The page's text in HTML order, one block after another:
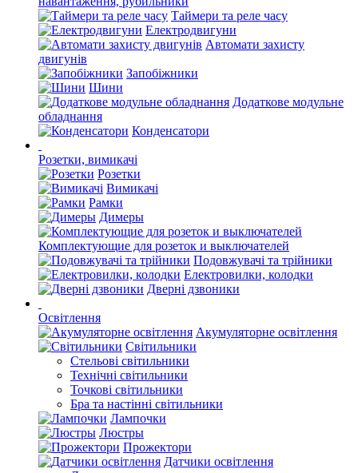
Таймери та реле часу
Електродвигуни
Автомати захисту
двигунів
Запобіжники
Шини
Додаткове модульне
обладнання
Конденсатори
Розетки, вимикачі
Розетки
Вимикачі
Рамки
Димеры
Комплектующие для розеток и выключателей
Подовжувачі та трійники
Електровилки, колодки
Дверні дзвоники
Освітлення
Акумуляторне освітлення
Світильники
Стельові світильники
Технічні світильники
Точкові світильники
Бра та настінні світильники
Лампочки
Люстры
Прожектори
Датчики освітлення